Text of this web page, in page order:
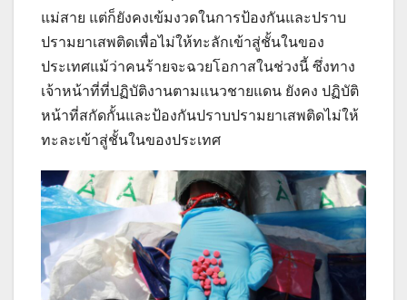
แม่สาย แต่ก็ยังคงเข้มงวดในการป้องกันและปราบ
ปรามยาเสพติดเพื่อไม่ให้ทะลักเข้าสู่ชั้นในของ
ประเทศแม้ว่าคนร้ายจะฉวยโอกาสในช่วงนี้ ซึ่งทาง
เจ้าหน้าที่ที่ปฏิบัติงานตามแนวชายแดน ยังคง ปฏิบัติ
หน้าที่สกัดกั้นและป้องกันปราบปรามยาเสพติดไม่ให้
ทะละเข้าสู่ชั้นในของประเทศ